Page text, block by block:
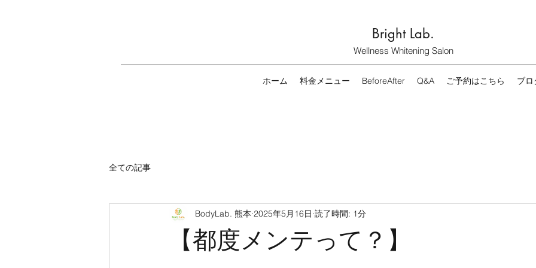
Bright Lab.
Wellness Whitening Salon
ホーム 料金メニュー BeforeAfter Q&A ご予約はこちら ブロ
全ての記事
【都度メンテって？】
BodyLab. 熊本 2025年5月16日 読了時間: 1分